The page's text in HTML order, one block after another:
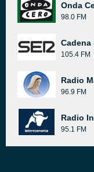
Onda
98.0 FM
Cadena
105.4 FM
Radio
96.9 FM
Radio
95.1 FM